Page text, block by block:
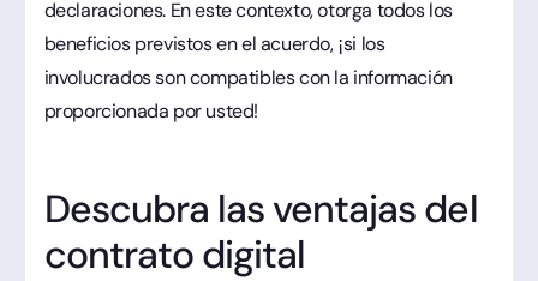
declaraciones. En este contexto, otorga todos los
beneficios previstos en el acuerdo, ¡si los
involucrados son compatibles con la información
proporcionada por usted!
Descubra las ventajas del
contrato digital